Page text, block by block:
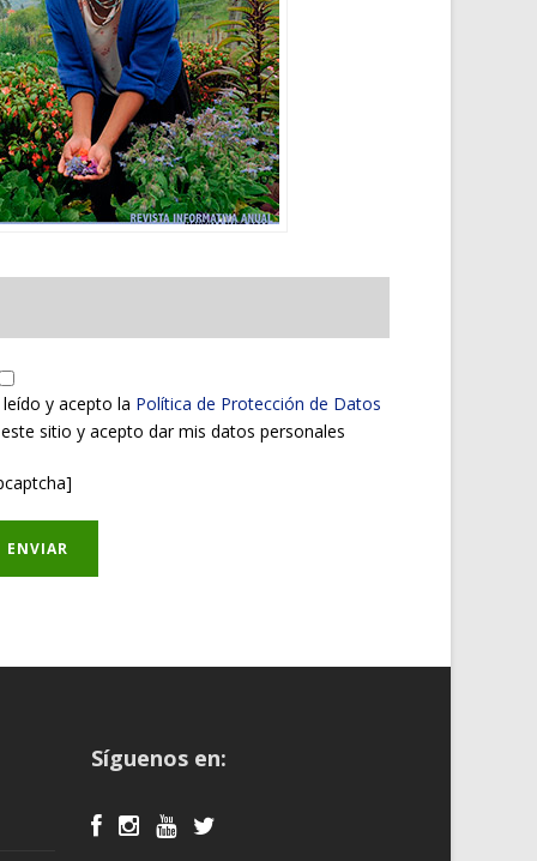
leído y acepto la Política de Protección de Datos
sitio y acepto dar mis datos personales
Síguenos en: